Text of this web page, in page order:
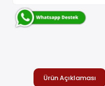
Ürün Açıklaması